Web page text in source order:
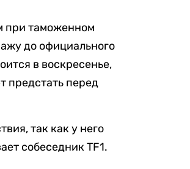
при таможенном
до официального
в воскресенье,
предстать перед
так как у него
собеседник TF1.